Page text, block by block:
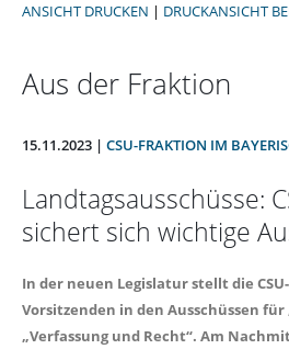
ANSICHT DRUCKEN | DRUCKANSICHT
Aus der Fraktion
15.11.2023 | CSU-FRAKTION IM
Landtagsausschüsse:
sichert sich wichtige
In der neuen Legislatur stellt die
Vorsitzenden in den Ausschüssen
Verfassung und Recht“. Am